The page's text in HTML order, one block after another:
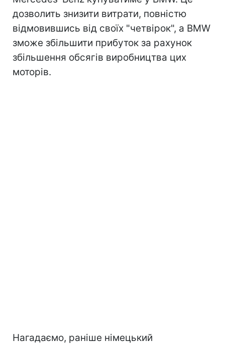
дозволить знизити витрати, повністю
відмовившись від своїх "четвірок", а BMW
зможе збільшити прибуток за рахунок
збільшення обсягів виробництва цих
моторів.
Нагадаємо, раніше німецький